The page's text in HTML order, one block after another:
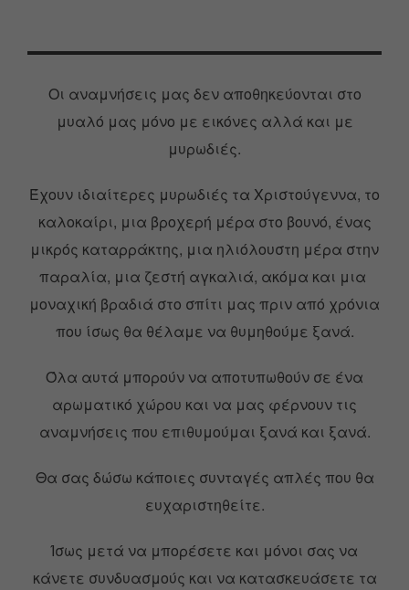
Οι αναμνήσεις μας δεν αποθηκεύονται στο
μυαλό μας μόνο με εικόνες αλλά και με
μυρωδιές.
Έχουν ιδιαίτερες μυρωδιές τα Χριστούγεννα, το
καλοκαίρι, μια βροχερή μέρα στο βουνό, ένας
μικρός καταρράκτης, μια ηλιόλουστη μέρα στην
παραλία, μια ζεστή αγκαλιά, ακόμα και μια
μοναχική βραδιά στο σπίτι μας πριν από χρόνια
που ίσως θα θέλαμε να θυμηθούμε ξανά.
Όλα αυτά μπορούν να αποτυπωθούν σε ένα
αρωματικό χώρου και να μας φέρνουν τις
αναμνήσεις που επιθυμούμαι ξανά και ξανά.
Θα σας δώσω κάποιες συνταγές απλές που θα
ευχαριστηθείτε.
Ίσως μετά να μπορέσετε και μόνοι σας να
κάνετε συνδυασμούς και να κατασκευάσετε τα